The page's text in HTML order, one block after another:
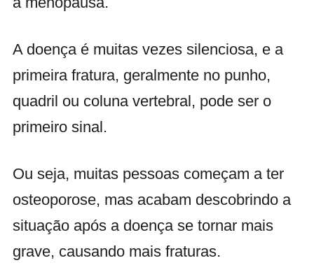
A doença é muitas vezes silenciosa, e a
primeira fratura, geralmente no punho,
quadril ou coluna vertebral, pode ser o
primeiro sinal.
Ou seja, muitas pessoas começam a ter
osteoporose, mas acabam descobrindo a
situação após a doença se tornar mais
grave, causando mais fraturas.